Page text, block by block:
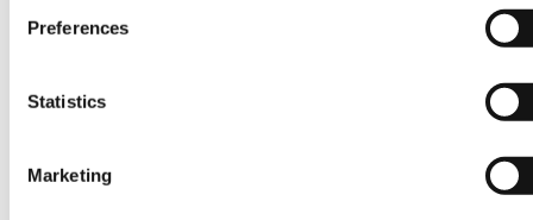
Preferences
Statistics
Marketing